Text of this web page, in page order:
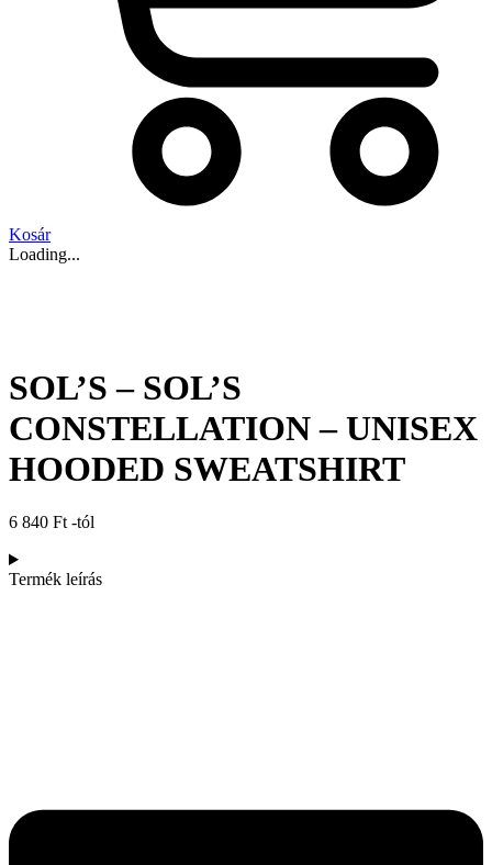
Kosár
Loading...
SOL’S – SOL’S
CONSTELLATION – UNISEX
HOODED SWEATSHIRT
6 840 Ft -tól
Termék leírás